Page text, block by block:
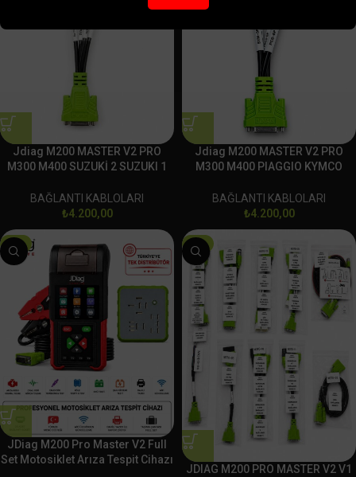
Jdiag M200 MASTER V2 PRO
M300 M400 SUZUKİ 2 SUZUKI 1
SOKETİ
BAĞLANTI KABLOLARI
₺4.200,00
Jdiag M200 MASTER V2 PRO
M300 M400 PIAGGIO KYMCO
SOKETİ
BAĞLANTI KABLOLARI
₺4.200,00
-7%
JDiag M200 Pro Master V2 Full
Set Motosiklet Arıza Tespit Cihazı
-8%
JDIAG M200 PRO MASTER V2 V1